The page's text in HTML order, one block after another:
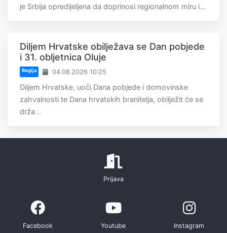
je Srbija opredijeljena da doprinosi regionalnom miru i...
Diljem Hrvatske obilježava se Dan pobjede
i 31. obljetnica Oluje
Regija 04.08.2026 10:25
Diljem Hrvatske, uoči Dana pobjede i domovinske
zahvalnosti te Dana hrvatskih branitelja, obilježit će se
drža...
Prijava
Facebook Youtube Instagram